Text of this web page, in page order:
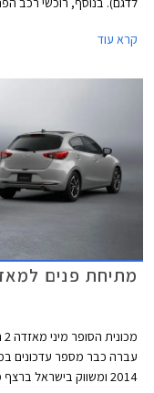
התצוגה של מאזדה ברחבי
קרא עוד
מתיחת פנים
עברה כבר מספר עדכונים